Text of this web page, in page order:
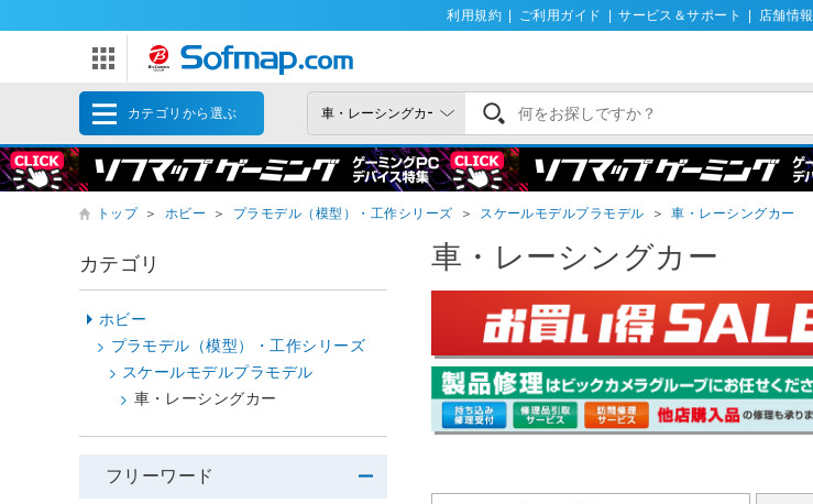
利用規約 ご利用ガイド サービス＆サポート 店舗情報
カテゴリから選ぶ
トップ ＞ ホビー ＞ プラモデル（模型）・工作シリーズ ＞ スケールモデルプラモデル ＞ 車・レーシングカー
車・レーシングカー
カテゴリ
ホビー
プラモデル（模型）・工作シリーズ
スケールモデルプラモデル
車・レーシングカー
フリーワード